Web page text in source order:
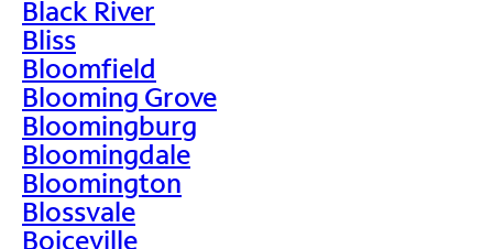
Black River
Bliss
Bloomfield
Blooming Grove
Bloomingburg
Bloomingdale
Bloomington
Blossvale
Boiceville